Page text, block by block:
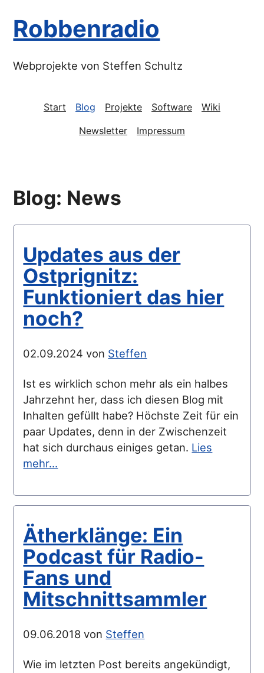
Robbenradio
Webprojekte von Steffen Schultz
Start Blog Projekte Software
Wiki
Newsletter
Impressum
Blog: News
Updates aus der
Ostprignitz:
Funktioniert das hier
noch?
02.09.2024 von Steffen
Ist es wirklich schon mehr als ein halbes
Jahrzehnt her, dass ich diesen Blog mit
Inhalten gefüllt habe? Höchste Zeit für ein
paar Updates, denn in der Zwischenzeit
hat sich durchaus einiges getan. Lies
mehr…
Ätherklänge: Ein
Podcast für Radio-
Fans und
Mitschnittsammler
09.06.2018 von Steffen
Wie im letzten Post bereits angekündigt,